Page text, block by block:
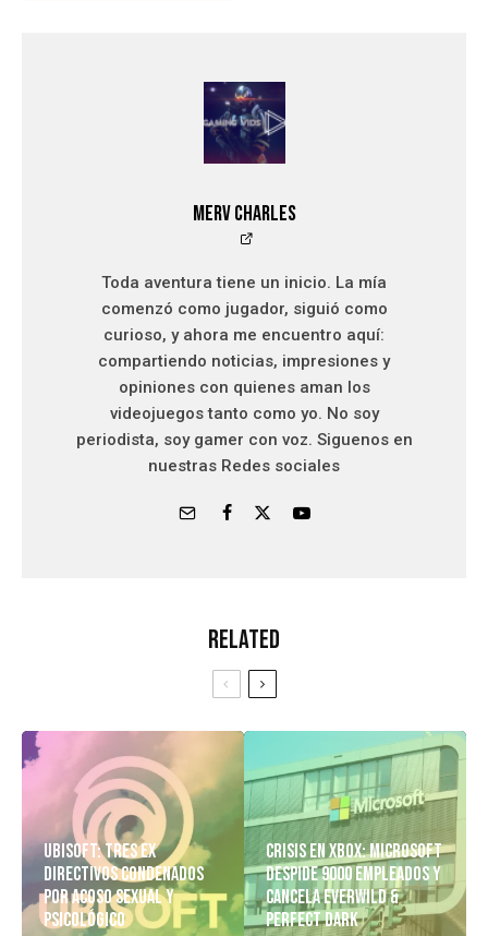
Merv Charles
Toda aventura tiene un inicio. La mía
comenzó como jugador, siguió como
curioso, y ahora me encuentro aquí:
compartiendo noticias, impresiones y
opiniones con quienes aman los
videojuegos tanto como yo. No soy
periodista, soy gamer con voz. Siguenos en
nuestras Redes sociales
Related
Ubisoft: Tres Ex
Directivos Condenados
Por Acoso Sexual y
Psicológico
Crisis en Xbox: Microsoft
despide 9000 empleados y
cancela Everwild &
Perfect Dark